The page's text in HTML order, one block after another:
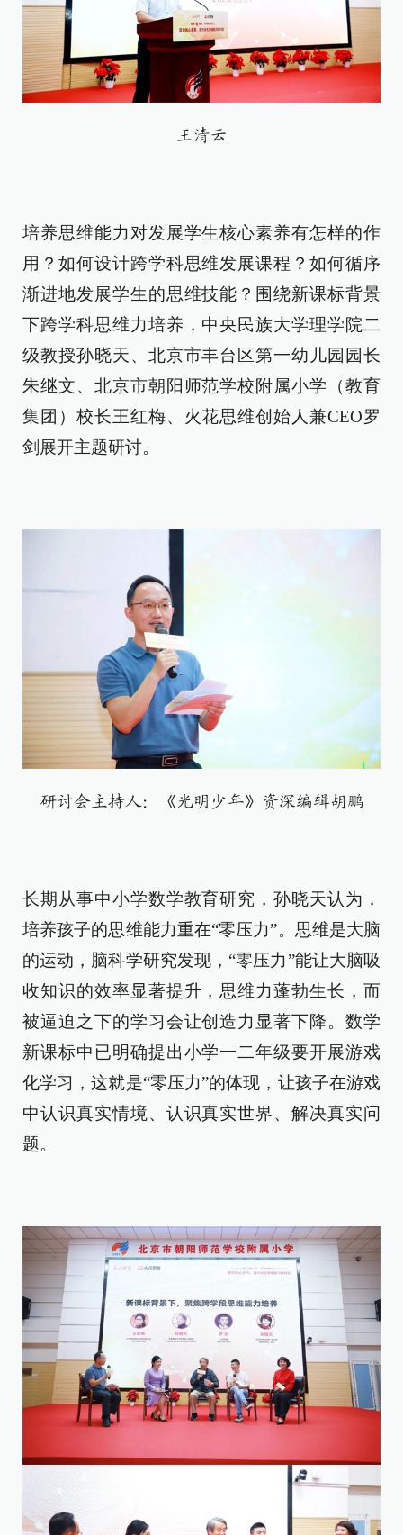
王清云
培养思维能力对发展学生核心素养有怎样的作
用？如何设计跨学科思维发展课程？如何循序
渐进地发展学生的思维技能？围绕新课标背景
下跨学科思维力培养，中央民族大学理学院二
级教授孙晓天、北京市丰台区第一幼儿园园长
朱继文、北京市朝阳师范学校附属小学（教育
集团）校长王红梅、火花思维创始人兼CEO罗
剑展开主题研讨。
研讨会主持人：《光明少年》资深编辑胡鹏
长期从事中小学数学教育研究，孙晓天认为，
培养孩子的思维能力重在“零压力”。思维是大脑
的运动，脑科学研究发现，“零压力”能让大脑吸
收知识的效率显著提升，思维力蓬勃生长，而
被逼迫之下的学习会让创造力显著下降。数学
新课标中已明确提出小学一二年级要开展游戏
化学习，这就是“零压力”的体现，让孩子在游戏
中认识真实情境、认识真实世界、解决真实问
题。